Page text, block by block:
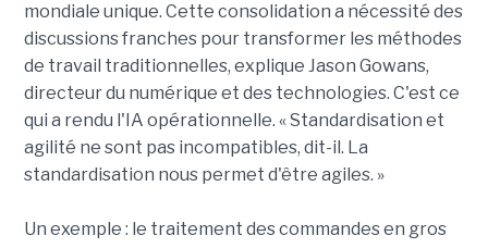
mondiale unique. Cette consolidation a nécessité des
discussions franches pour transformer les méthodes
de travail traditionnelles, explique Jason Gowans,
directeur du numérique et des technologies. C'est ce
qui a rendu l'IA opérationnelle. « Standardisation et
agilité ne sont pas incompatibles, dit-il. La
standardisation nous permet d'être agiles. »
Un exemple : le traitement des commandes en gros